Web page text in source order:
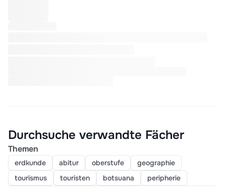
Durchsuche verwandte Fächer
Themen
erdkunde abitur oberstufe
geographie
tourismus
touristen botsuana peripherie